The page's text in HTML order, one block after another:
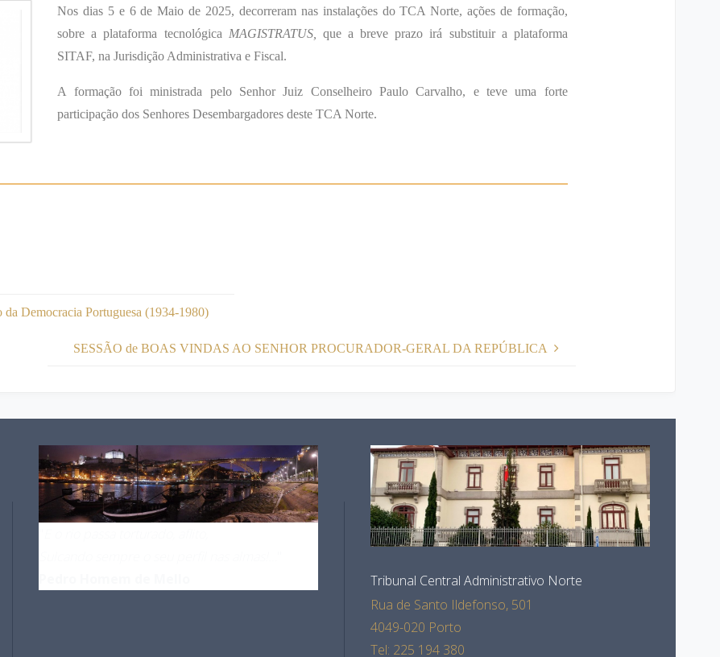
Nos dias 5 e 6 de Maio de 2025, decorreram nas instalações do TCA Norte, ações de formação,
sobre a plataforma tecnológica MAGISTRATUS,
que a breve prazo irá substituir a plataforma
SITAF, na Jurisdição Administrativa e Fiscal.
A formação foi ministrada pelo Senhor Juiz Conselheiro Paulo Carvalho, e teve uma forte
participação dos Senhores Desembargadores deste TCA Norte.
Democracia Portuguesa (1934-1980)
SESSÃO de BOAS VINDAS AO SENHOR PROCURADOR-GERAL DA REPÚBLICA
Tribunal Central Administrativo Norte
Rua de Santo Ildefonso, 501
4049-020 Porto
Tel: 225 194 380